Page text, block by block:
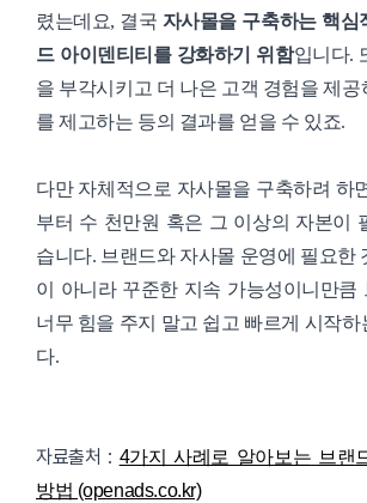
렸는데요, 결국 자사몰을 구축하는 핵심
드 아이덴티티를 강화하기 위함입니다.
을 부각시키고 더 나은 고객 경험을 제공
를 제고하는 등의 결과를 얻을 수 있죠.
다만 자체적으로 자사몰을 구축하려 하
부터 수 천만원 혹은 그 이상의 자본이
습니다. 브랜드와 자사몰 운영에 필요한
이 아니라 꾸준한 지속 가능성이니만큼
너무 힘을 주지 말고 쉽고 빠르게 시작하
다.
자료출처 : 4가지 사례로 알아보는 브랜
방법 (openads.co.kr)